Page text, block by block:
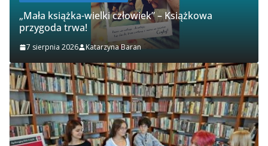
„Mała książka-wielki człowiek” – Książkowa
przygoda trwa!
7 sierpnia 2026 Katarzyna Baran